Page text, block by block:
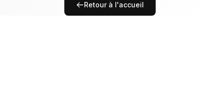
Retour à l'accueil